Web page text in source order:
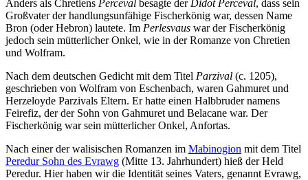
Anders als Chretiens Perceval besagte der Didot Perceval, dass sein
Großvater der handlungsunfähige Fischerkönig war, dessen Name
Bron (oder Hebron) lautete. Im Perlesvaus war der Fischerkönig
jedoch sein mütterlicher Onkel, wie in der Romanze von Chretien
und Wolfram.
Nach dem deutschen Gedicht mit dem Titel Parzival (c. 1205),
geschrieben von Wolfram von Eschenbach, waren Gahmuret und
Herzeloyde Parzivals Eltern. Er hatte einen Halbbruder namens
Feirefiz, der der Sohn von Gahmuret und Belacane war. Der
Fischerkönig war sein mütterlicher Onkel, Anfortas.
Nach einer der walisischen Romanzen im Mabinogion mit dem Titel
Peredur Sohn des Evrawg (Mitte 13. Jahrhundert) hieß der Held
Peredur. Hier haben wir die Identität seines Vaters, genannt Evrawg,